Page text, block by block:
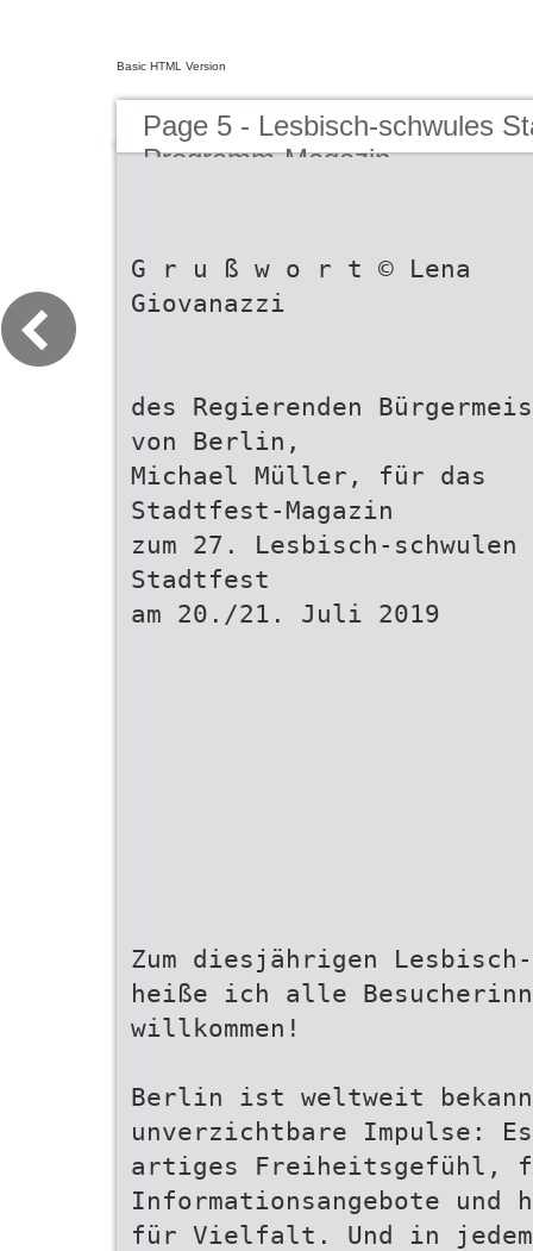
Basic HTML Version
Page 5 - Lesbisch-schwules
Programm-Magazin
G r u ß w o r t © Lena
Giovanazzi
des Regierenden
von Berlin,
Michael Müller, für das
Stadtfest-Magazin
zum 27. Lesbisch-schwulen
Stadtfest
am 20./21. Juli 2019
Zum diesjährigen
heiße ich alle
willkommen!
Berlin ist weltweit
unverzichtbare Impulse:
artiges Freiheitsgefühl,
Informationsangebote und
für Vielfalt. Und in jedem